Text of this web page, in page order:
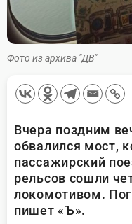
Фото из архива "ДВ"
Вчера поздним
обвалился мост,
пассажирский
рельсов сошли
локомотивом.
пишет «Ъ».